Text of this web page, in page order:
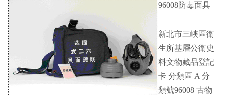
96008防毒面具
新北市三峽區衛
生所基層公衛史
料文物藏品登記
卡 分類區 A 分
類號96008 古物